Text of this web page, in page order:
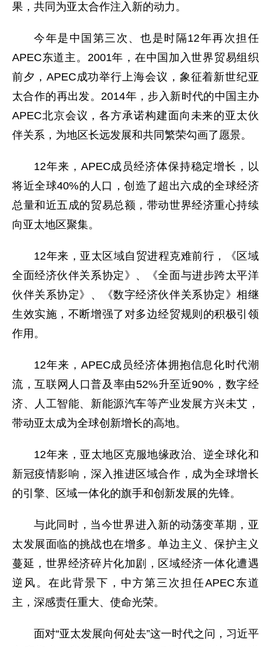
果，共同为亚太合作注入新的动力。
今年是中国第三次、也是时隔12年再次担任
APEC东道主。2001年，在中国加入世界贸易组织
前夕，APEC成功举行上海会议，象征着新世纪亚
太合作的再出发。2014年，步入新时代的中国主办
APEC北京会议，各方承诺构建面向未来的亚太伙
伴关系，为地区长远发展和共同繁荣勾画了愿景。
12年来，APEC成员经济体保持稳定增长，以
将近全球40%的人口，创造了超出六成的全球经济
总量和近五成的贸易总额，带动世界经济重心持续
向亚太地区聚集。
12年来，亚太区域自贸进程克难前行，《区域
全面经济伙伴关系协定》、《全面与进步跨太平洋
伙伴关系协定》、《数字经济伙伴关系协定》相继
生效实施，不断增强了对多边经贸规则的积极引领
作用。
12年来，APEC成员经济体拥抱信息化时代潮
流，互联网人口普及率由52%升至近90%，数字经
济、人工智能、新能源汽车等产业发展方兴未艾，
带动亚太成为全球创新增长的高地。
12年来，亚太地区克服地缘政治、逆全球化和
新冠疫情影响，深入推进区域合作，成为全球增长
的引擎、区域一体化的旗手和创新发展的先锋。
与此同时，当今世界进入新的动荡变革期，亚
太发展面临的挑战也在增多。单边主义、保护主义
蔓延，世界经济碎片化加剧，区域经济一体化遭遇
逆风。在此背景下，中方第三次担任APEC东道
主，深感责任重大、使命光荣。
面对“亚太发展向何处去”这一时代之问，习近平